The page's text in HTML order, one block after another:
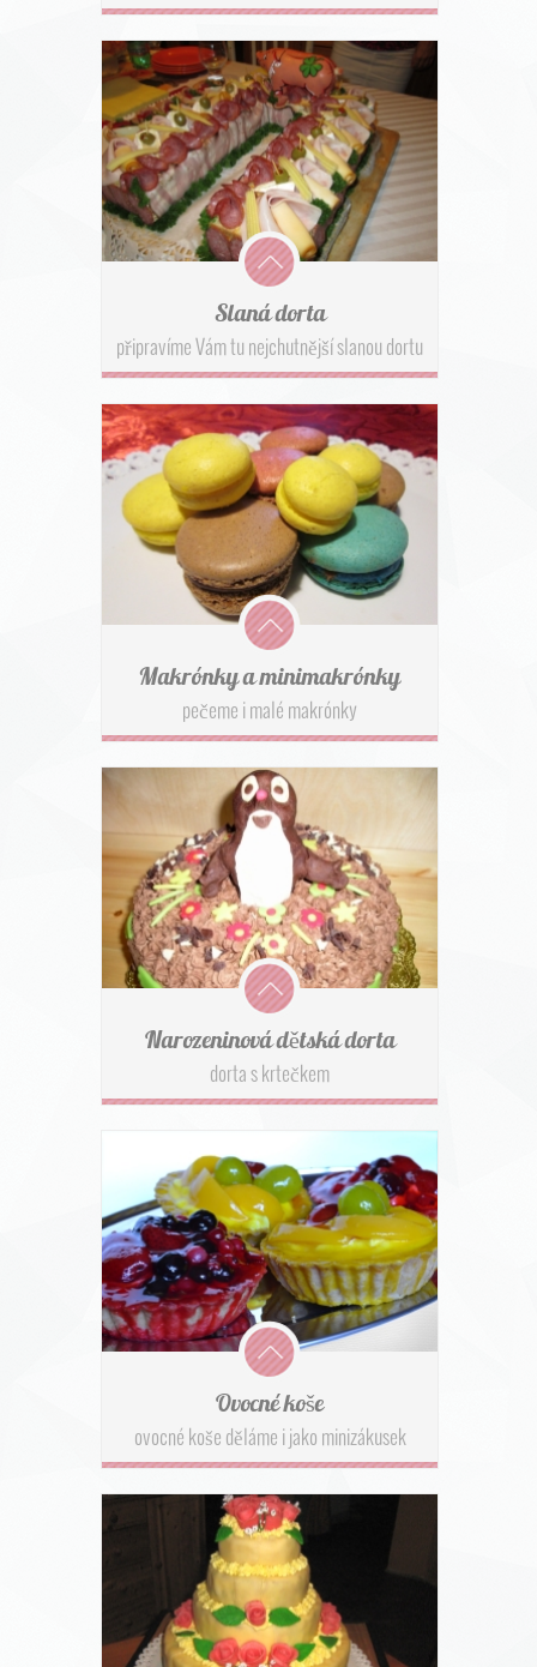
Slaná dorta
připravíme Vám tu nejchutnější slanou dortu
Makrónky a minimakrónky
pečeme i malé makrónky
Narozeninová dětská dorta
dorta s krtečkem
Ovocné koše
ovocné koše děláme i jako minizákusek